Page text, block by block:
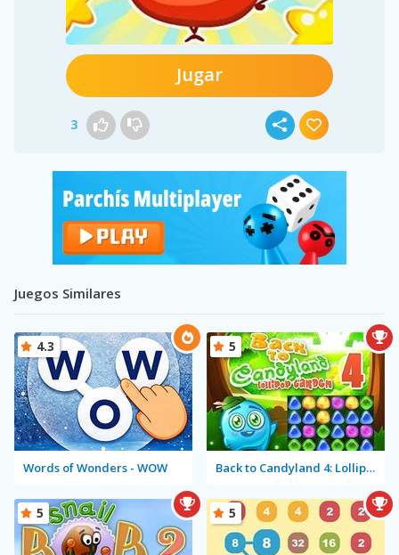
Jugar
3
Juegos Similares
Words of Wonders - WOW
4.3
Back to Candyland 4: Lollipop Garden
5
5 5